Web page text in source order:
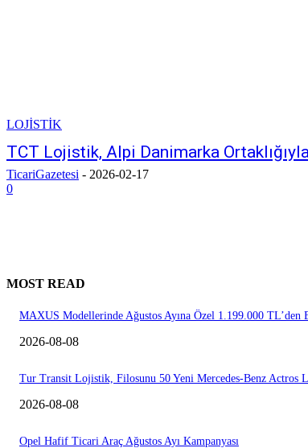
LOJİSTİK
TCT Lojistik, Alpi Danimarka
TicariGazetesi - 2026-02-17
0
MOST READ
MAXUS Modellerinde Ağustos Ayına Özel 1.199.000 TL’den
2026-08-08
Tur Transit Lojistik, Filosunu 50 Yeni Mercedes-Benz Actros
2026-08-08
Opel Hafif Ticari Araç Ağustos Ayı Kampanyası